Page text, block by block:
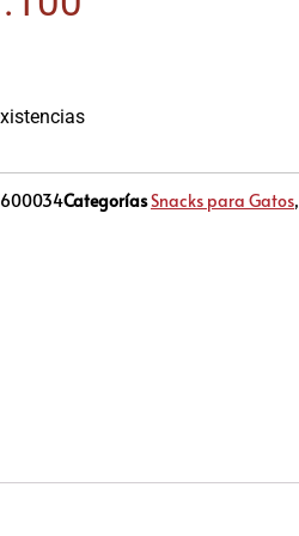
CategoríasSnacks para Gatos,